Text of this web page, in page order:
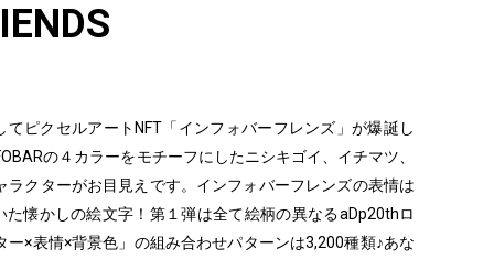
ピクセルアートNFT「インフォバーフレンズ」が爆誕し
の４カラーをモチーフにしたニシキゴイ、イチマツ、
ラクターがお目見えです。インフォバーフレンズの表情は
懐かしの絵文字！第１弾は全て絵柄の異なるaDp20thロ
ー×表情×背景色」の組み合わせパターンは3,200種類♪あな